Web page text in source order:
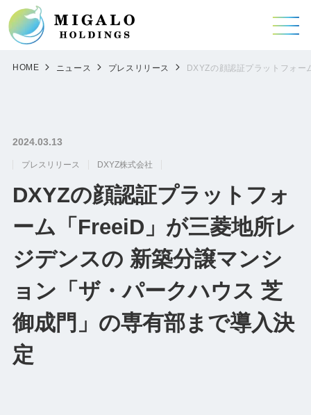
HOME ニュース プレスリリース DXYZの顔認証プラットフォ
2024.03.13
プレスリリース DXYZ株式会社
DXYZの顔認証プラットフォ
ーム「FreeiD」が三菱地所レ
ジデンスの 新築分譲マンシ
ョン「ザ・パークハウス 芝
御成門」の専有部まで導入決
定